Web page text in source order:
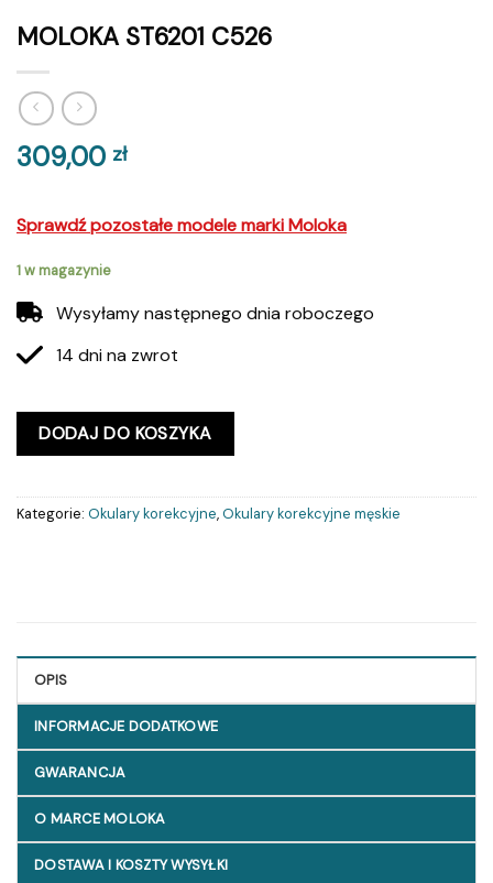
MOLOKA ST6201 C526
309,00 zł
Sprawdź pozostałe modele marki Moloka
1 w magazynie
Wysyłamy następnego dnia roboczego
14 dni na zwrot
DODAJ DO KOSZYKA
Kategorie: Okulary korekcyjne,Okulary korekcyjne męskie
OPIS
INFORMACJE DODATKOWE
GWARANCJA
O MARCE MOLOKA
DOSTAWA I KOSZTY WYSYŁKI